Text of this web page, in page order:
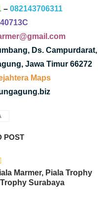
– 082143706311
Ds. Campurdarat,
Jawa Timur 66272
Maps
POST
Marmer, Piala Trophy
Surabaya